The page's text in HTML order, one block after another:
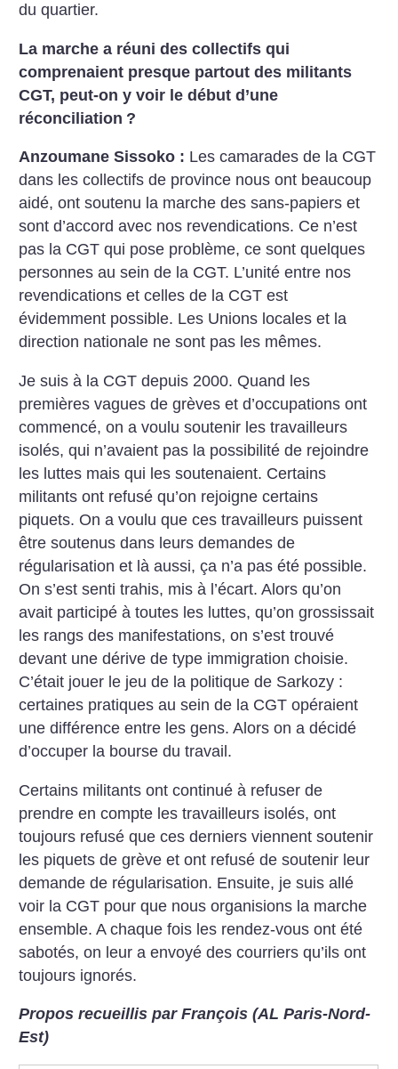
du quartier.
La marche a réuni des collectifs qui
comprenaient presque partout des militants
CGT, peut-on y voir le début d’une
réconciliation ?
Anzoumane Sissoko : Les camarades de la CGT
dans les collectifs de province nous ont beaucoup
aidé, ont soutenu la marche des sans-papiers et
sont d’accord avec nos revendications. Ce n’est
pas la CGT qui pose problème, ce sont quelques
personnes au sein de la CGT. L’unité entre nos
revendications et celles de la CGT est
évidemment possible. Les Unions locales et la
direction nationale ne sont pas les mêmes.
Je suis à la CGT depuis 2000. Quand les
premières vagues de grèves et d’occupations ont
commencé, on a voulu soutenir les travailleurs
isolés, qui n’avaient pas la possibilité de rejoindre
les luttes mais qui les soutenaient. Certains
militants ont refusé qu’on rejoigne certains
piquets. On a voulu que ces travailleurs puissent
être soutenus dans leurs demandes de
régularisation et là aussi, ça n’a pas été possible.
On s’est senti trahis, mis à l’écart. Alors qu’on
avait participé à toutes les luttes, qu’on grossissait
les rangs des manifestations, on s’est trouvé
devant une dérive de type immigration choisie.
C’était jouer le jeu de la politique de Sarkozy :
certaines pratiques au sein de la CGT opéraient
une différence entre les gens. Alors on a décidé
d’occuper la bourse du travail.
Certains militants ont continué à refuser de
prendre en compte les travailleurs isolés, ont
toujours refusé que ces derniers viennent soutenir
les piquets de grève et ont refusé de soutenir leur
demande de régularisation. Ensuite, je suis allé
voir la CGT pour que nous organisions la marche
ensemble. A chaque fois les rendez-vous ont été
sabotés, on leur a envoyé des courriers qu’ils ont
toujours ignorés.
Propos recueillis par François (AL Paris-Nord-
Est)